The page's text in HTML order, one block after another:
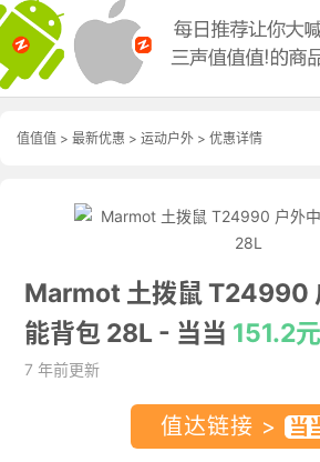
值值值 > 最新优惠 > 运动户外 > 优惠详情
Marmot 土拨鼠 T24990
能背包 28L - 当当 151.2
7 年前更新
值达链接 >